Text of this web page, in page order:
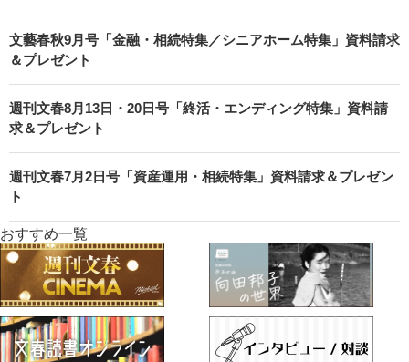
文藝春秋9月号「金融・相続特集／シニアホーム特集」資料請求
＆プレゼント
週刊文春8月13日・20日号「終活・エンディング特集」資料請
求＆プレゼント
週刊文春7月2日号「資産運用・相続特集」資料請求＆プレゼン
ト
おすすめ一覧